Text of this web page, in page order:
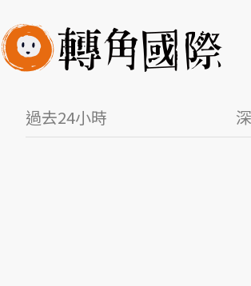
過去24小時